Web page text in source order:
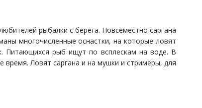
рыбалки с берега. Повсеместно саргана
многочисленные оснастки, на которые ловят
Питающихся рыб ищут по всплескам на воде. В
Ловят саргана и на мушки и стримеры, для